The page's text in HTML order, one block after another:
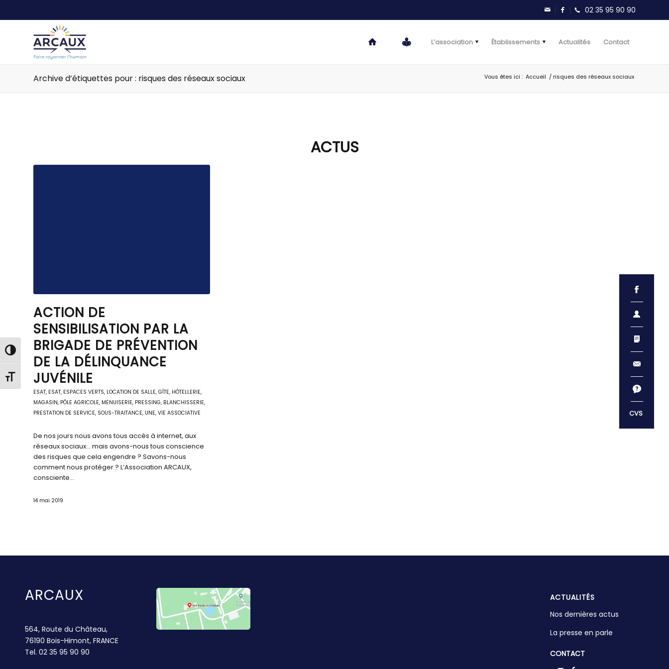
Passer en contraste élevé
Changer la taille de la police
L’association Établissements Actualités Contact
Archive d’étiquettes pour : risques des réseaux sociaux Vous êtes ici : Accueil / risques des réseaux sociaux
ACTUS
ACTION DE
SENSIBILISATION PAR LA
BRIGADE DE PRÉVENTION
DE LA DÉLINQUANCE
JUVÉNILE
ESAT, ESAT, ESPACES VERTS, LOCATION DE SALLE, GÎTE, HÔTELLERIE,
MAGASIN, PÔLE AGRICOLE, MENUISERIE, PRESSING, BLANCHISSERIE,
PRESTATION DE SERVICE, SOUS-TRAITANCE, UNE, VIE ASSOCIATIVE
De nos jours nous avons tous accès à internet, aux
réseaux sociaux… mais avons-nous tous conscience
des risques que cela engendre ? Savons-nous
comment nous protéger ? L’Association ARCAUX,
consciente…
14 mai 2019
ARCAUX
564, Route du Château,
76190 Bois-Himont, FRANCE
Tel. 02 35 95 90 90
ACTUALITÉS
Nos dernières actus
La presse en parle
CONTACT